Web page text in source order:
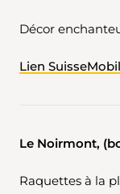
Décor
Lien
Le Noirmont,
Raquettes à la